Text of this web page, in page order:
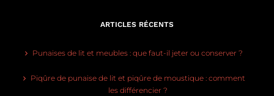
ARTICLES RÉCENTS
Punaises de lit et meubles : que faut-il jeter ou conserver ?
Piqûre de punaise de lit et piqûre de moustique : comment
les différencier ?